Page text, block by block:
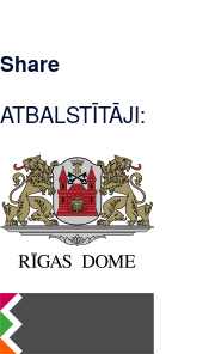
Share
ATBALSTĪTĀJI: